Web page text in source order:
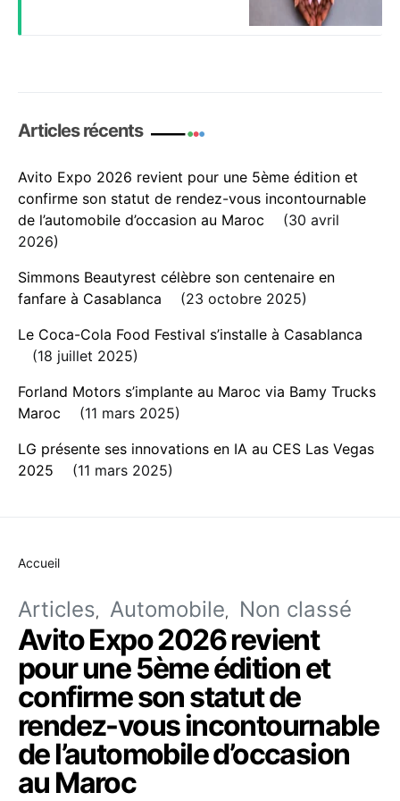
Articles récents
Avito Expo 2026 revient pour une 5ème édition et
confirme son statut de rendez-vous incontournable
de l’automobile d’occasion au Maroc
30 avril
2026
Simmons Beautyrest célèbre son centenaire en
fanfare à Casablanca
23 octobre 2025
Le Coca-Cola Food Festival s’installe à Casablanca
18 juillet 2025
Forland Motors s’implante au Maroc via Bamy Trucks
Maroc
11 mars 2025
LG présente ses innovations en IA au CES Las Vegas
2025
11 mars 2025
Accueil
Articles Automobile Non classé
Avito Expo 2026 revient
pour une 5ème édition et
confirme son statut de
rendez-vous incontournable
de l’automobile d’occasion
au Maroc